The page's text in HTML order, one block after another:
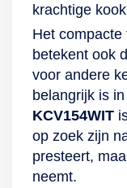
krachtige
Het
betekent ook
voor andere
belangrijk is
KCV154WIT
op zoek zijn
presteert,
neemt.